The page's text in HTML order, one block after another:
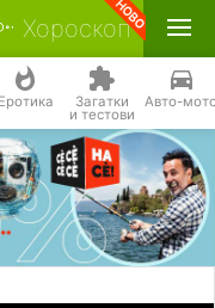
Хороскоп
Еротика Загатки
и тестови
Авто-